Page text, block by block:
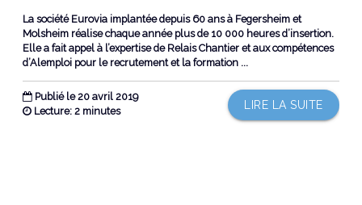
La société Eurovia implantée depuis 60 ans à Fegersheim et
Molsheim réalise chaque année plus de 10 000 heures d’insertion.
Elle a fait appel à l’expertise de Relais Chantier et aux compétences
d’Alemploi pour le recrutement et la formation ...
Publié le 20 avril 2019
LIRE LA SUITE
Lecture: 2 minutes